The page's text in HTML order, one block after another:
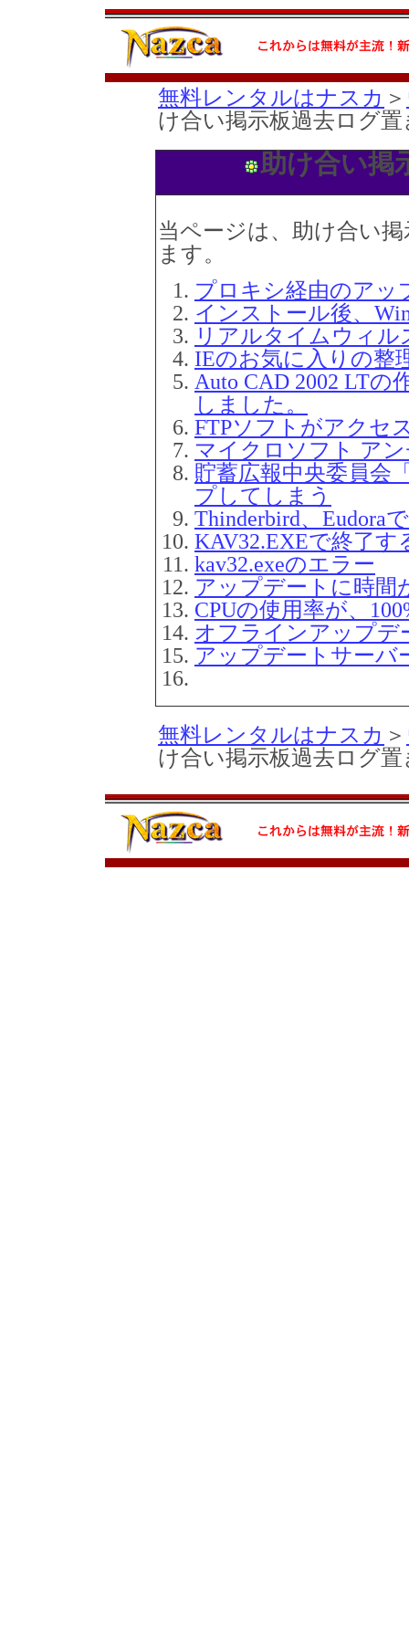
無料レンタルはナスカ ＞
け合い掲示板過去ログ置
助け合い掲
当ページは、助け合い
ます。
プロキシ経由のアッ
インストール後、
リアルタイムウィ
IEのお気に入りの整
Auto CAD 2002 LT
しました。
FTPソフトがアクセ
マイクロソフト ア
貯蓄広報中央委員会
プしてしまう
Thinderbird、Eudora
KAV32.EXEで終了す
kav32.exeのエラー
アップデートに時間
CPUの使用率が、
オフラインアップデ
アップデートサーバ
無料レンタルはナスカ ＞
け合い掲示板過去ログ置